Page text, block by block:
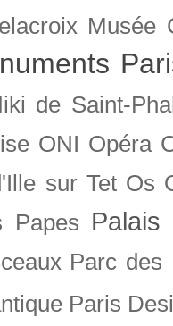
Musée
de Saint-
ONI Opéra
sur Tet Os
Papes Palais
Parc des
Paris